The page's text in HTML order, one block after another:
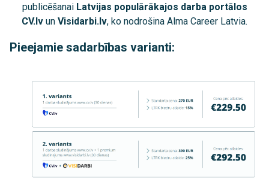
publicēšanai Latvijas populārākajos darba portālos
CV.lv un Visidarbi.lv, ko nodrošina Alma Career Latvia.
Pieejamie sadarbības varianti: